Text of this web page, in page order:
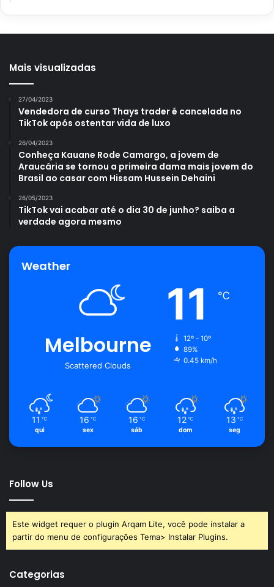
Mais visualizadas
27/04/2023
Vendedora de curso Thays trader é cancelada no
TikTok após ostentar vida de luxo
26/04/2023
Conheça Kauane Rode Camargo, a jovem de
Araucária se tornou a primeira dama mais jovem do
Brasil ao casar com Hissam Hussein Dehaini
26/05/2023
TikTok vai acabar até o dia 30 de junho? saiba a
verdade agora mesmo
Weather
Melbourne
Scattered Clouds
11 ℃
12º - 10º
89%
0.45 km/h
11 ℃
qui
16 ℃
sex
16 ℃
sáb
12 ℃
dom
13 ℃
seg
Follow Us
Este widget requer o plugin Arqam Lite, você pode instalar a
partir do menu de configurações Tema> Instalar Plugins.
Categorias